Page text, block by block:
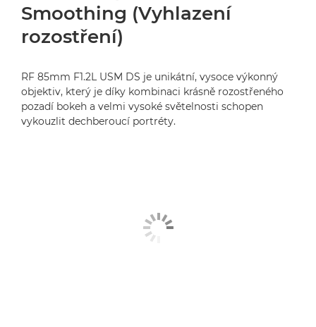
Smoothing (Vyhlazení
rozostření)
RF 85mm F1.2L USM DS je unikátní, vysoce výkonný
objektiv, který je díky kombinaci krásně rozostřeného
pozadí bokeh a velmi vysoké světelnosti schopen
vykouzlit dechberoucí portréty.